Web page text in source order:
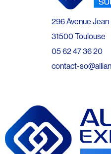
296 Avenue Jean
31500 Toulouse
05 62 47 36 20
contact-